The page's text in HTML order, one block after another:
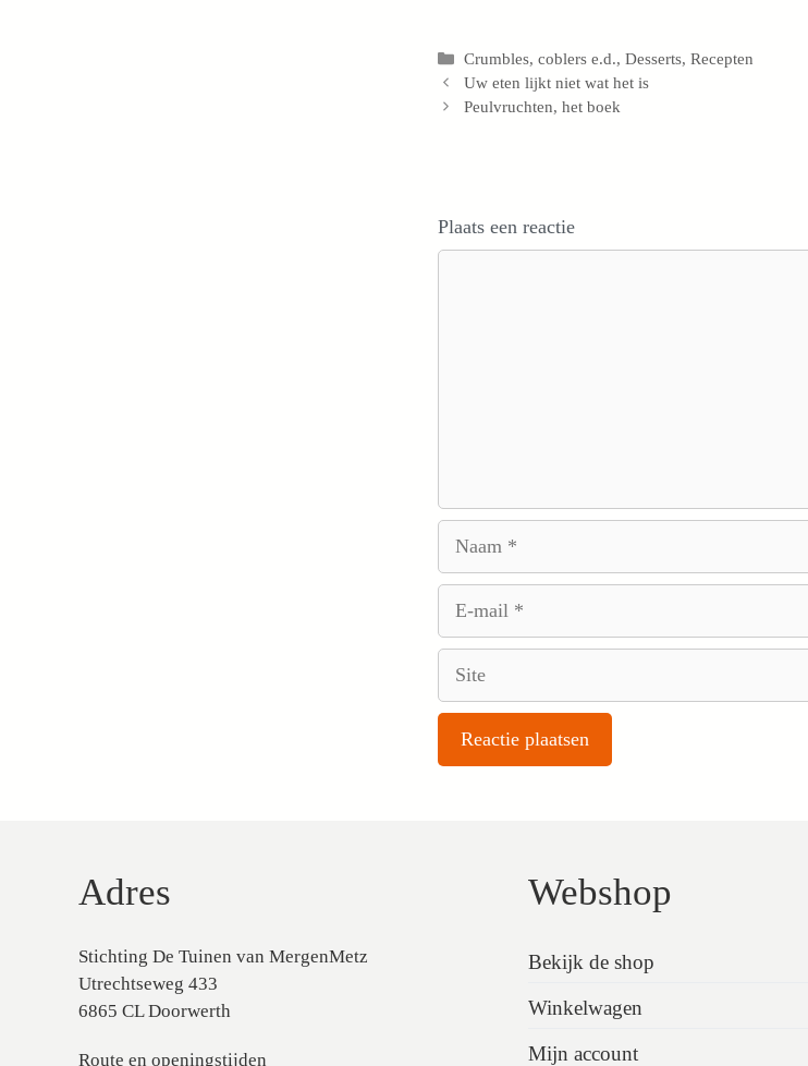
Categorieën
Crumbles, coblers e.d.,Desserts,Recepten
Uw eten lijkt niet wat het is
Peulvruchten, het boek
Plaats een reactie
Adres
Stichting De Tuinen van MergenMetz
Utrechtseweg 433
6865 CL Doorwerth
Route en openingstijden
Webshop
Bekijk de shop
Winkelwagen
Mijn account